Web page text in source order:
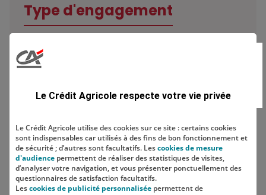
Type d'engagement
Localisation
Le Crédit Agricole respecte votre vie privée
Le Crédit Agricole utilise des cookies sur ce site : certains cookies
sont indispensables car utilisés à des fins de bon fonctionnement et
de sécurité ; d’autres sont facultatifs. Lescookies de mesure
d'audience permettent de réaliser des statistiques de visites,
d’analyser votre navigation, et vous présenter ponctuellement des
questionnaires de satisfaction facultatifs.
Lescookies de publicité personnalisée permettent de